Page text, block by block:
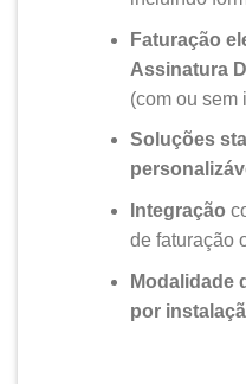
Faturação
Assinatura
(com ou sem
Soluções
Integração
de faturação
Modalidade
por